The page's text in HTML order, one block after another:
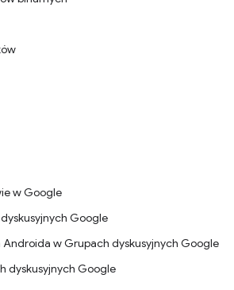
w Google
Google
Androida w Grupach dyskusyjnych Google
dyskusyjnych Google